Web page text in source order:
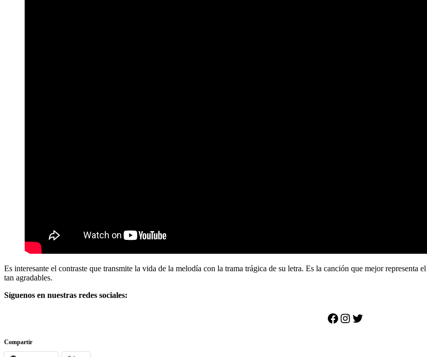
Es interesante el contraste que transmite la vida de la melodía con la trama trágica de su letra. Es la canción que mejor representa
tan agradables.
Síguenos en nuestras redes sociales:
Facebook
Instagram
Twitter
Compartir